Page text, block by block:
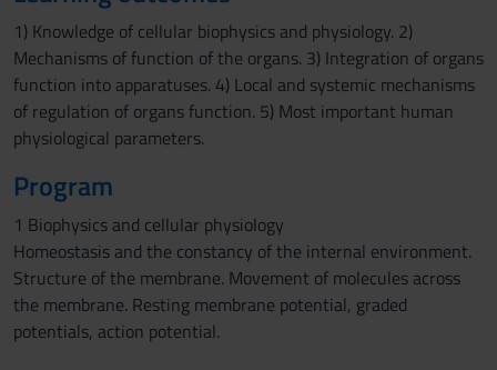
1) Knowledge of cellular biophysics and physiology. 2)
Mechanisms of function of the organs. 3) Integration of organs
function into apparatuses. 4) Local and systemic mechanisms
of regulation of organs function. 5) Most important human
physiological parameters.
Program
1 Biophysics and cellular physiology
Homeostasis and the constancy of the internal environment.
Structure of the membrane. Movement of molecules across
the membrane. Resting membrane potential, graded
potentials, action potential.